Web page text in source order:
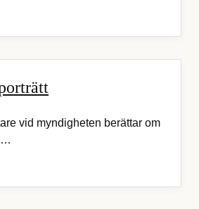
vid myndigheten berättar om